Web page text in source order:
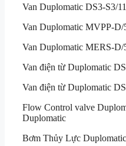
Van Duplomatic DS3-S3/
Van Duplomatic MVPP-D/
Van Duplomatic MERS-D/
Van điện từ Duplomatic
Van điện từ Duplomatic
Flow Control valve
Duplomatic
Bơm Thủy Lực